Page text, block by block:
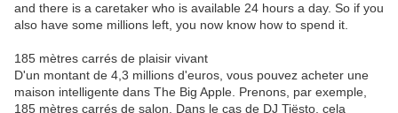
and there is a caretaker who is available 24 hours a day. So if you
also have some millions left, you now know how to spend it.
185 mètres carrés de plaisir vivant
D'un montant de 4,3 millions d'euros, vous pouvez acheter une
maison intelligente dans The Big Apple. Prenons, par exemple,
185 mètres carrés de salon. Dans le cas de DJ Tiësto, cela